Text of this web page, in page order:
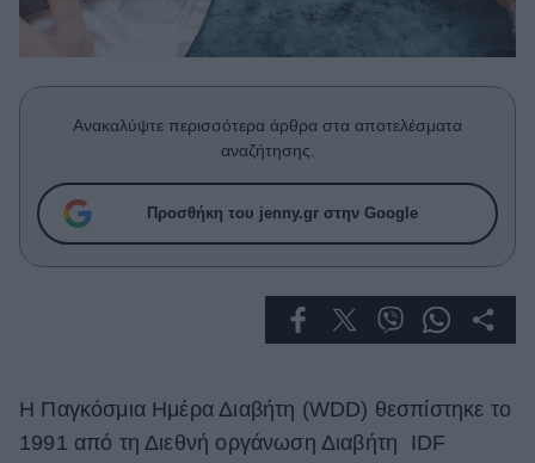
Πρόσωπα
Συνεντεύξεις
Ask the Guru
Success Stories
Ανακαλύψτε περισσότερα άρθρα στα αποτελέσματα
αναζήτησης.
Προσθήκη του jenny.gr στην Google
Η Παγκόσμια Ημέρα Διαβήτη (WDD) θεσπίστηκε το
1991 από τη Διεθνή οργάνωση Διαβήτη IDF